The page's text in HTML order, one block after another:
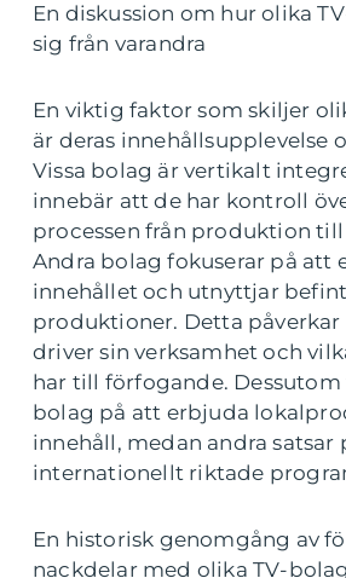
En diskussion om hur olika
sig från varandra
En viktig faktor som skiljer
är deras innehållsupplevelse
Vissa bolag är vertikalt
innebär att de har kontroll
processen från produktion
Andra bolag fokuserar på att
innehållet och utnyttjar
produktioner. Detta
driver sin verksamhet och
har till förfogande. Dessutom
bolag på att erbjuda
innehåll, medan andra satsar
internationellt riktade
En historisk genomgång av
nackdelar med olika TV-bolag